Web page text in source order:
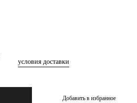
условия доставки
Добавить в избранное